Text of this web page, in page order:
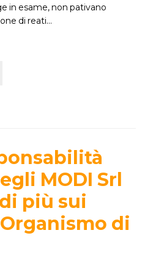
in esame, non pativano
di reati…
MODI Srl
più sui
di